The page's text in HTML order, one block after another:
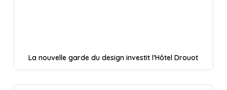
La nouvelle garde du design investit l’Hôtel Drouot